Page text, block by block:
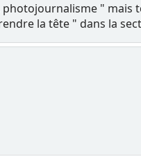
" mais
la tête " dans la